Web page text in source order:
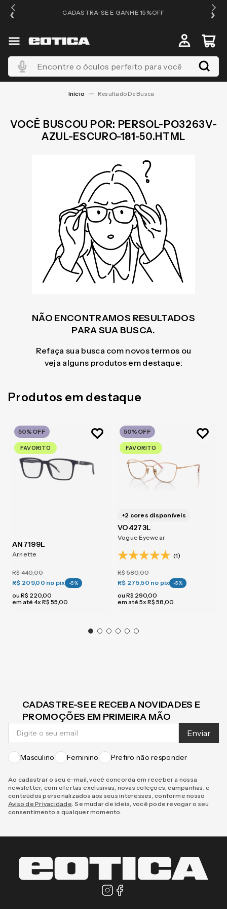
CADASTRA-SE E GANHE 15%OFF
Encontre o óculos perfeito para você
PERSOL-PO3263V-
AZUL-ESCURO-181-50.HTML
NÃO ENCONTRAMOS RESULTADOS
PARA SUA BUSCA.
Refaça sua busca com novos termos ou
veja alguns produtos em destaque:
Produtos em destaque
50% OFF
FAVORITO
AN7199L
Arnette
R$440,00
R$ 209,00 no pix -5%
ou R$ 220,00
em até 4xR$ 55,00
+2 cores disponíveis
50% OFF
FAVORITO
VO4273L
Vogue Eyewear
(1)
R$580,00
R$ 275,50 no pix -5%
ou R$ 290,00
em até 5xR$ 58,00
CADASTRE-SE E RECEBA NOVIDADES E
PROMOÇÕES EM PRIMEIRA MÃO
Enviar
Masculino Feminino Prefiro não responder
Ao cadastrar o seu e-mail, você concorda em receber a nossa
newsletter, com ofertas exclusivas, novas coleções, campanhas, e
conteúdos personalizados aos seus interesses, conforme nosso
Aviso de Privacidade. Se mudar de ideia, você pode revogar o seu
consentimento a qualquer momento.